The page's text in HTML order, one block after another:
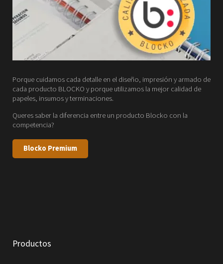
Porque cuidamos cada detalle en el diseño, impresión y armado de
cada producto BLOCKO y porque utilizamos la mejor calidad de
papeles, insumos y terminaciones.
Queres saber la diferencia entre un producto Blocko con la
competencia?
Blocko Premium
Productos